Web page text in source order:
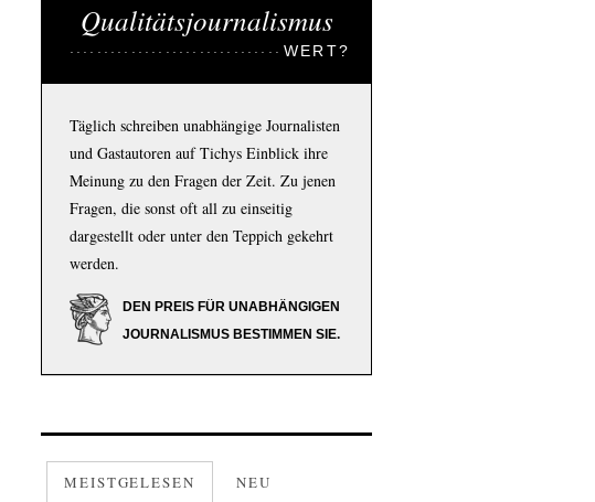
Qualitätsjournalismus
WERT?
Täglich schreiben unabhängige Journalisten
und Gastautoren auf Tichys Einblick ihre
Meinung zu den Fragen der Zeit. Zu jenen
Fragen, die sonst oft all zu einseitig
dargestellt oder unter den Teppich gekehrt
werden.
DEN PREIS FÜR UNABHÄNGIGEN
JOURNALISMUS BESTIMMEN SIE.
MEISTGELESEN NEU